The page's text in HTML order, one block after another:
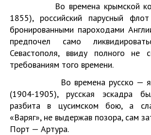
Во времена крымской
1855), российский парусный
бронированными пароходами
предпочел само
Севастополя, ввиду полного не
требованиям того времени.
Во времена русско —
(1904-1905), русская эскадра
разбита в цусимском бою, а
«Варяг», не выдержав позора, сам
Порт — Артура.